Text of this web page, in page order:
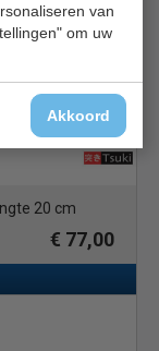
van
om uw
Akkoord
20 cm
€ 77,00